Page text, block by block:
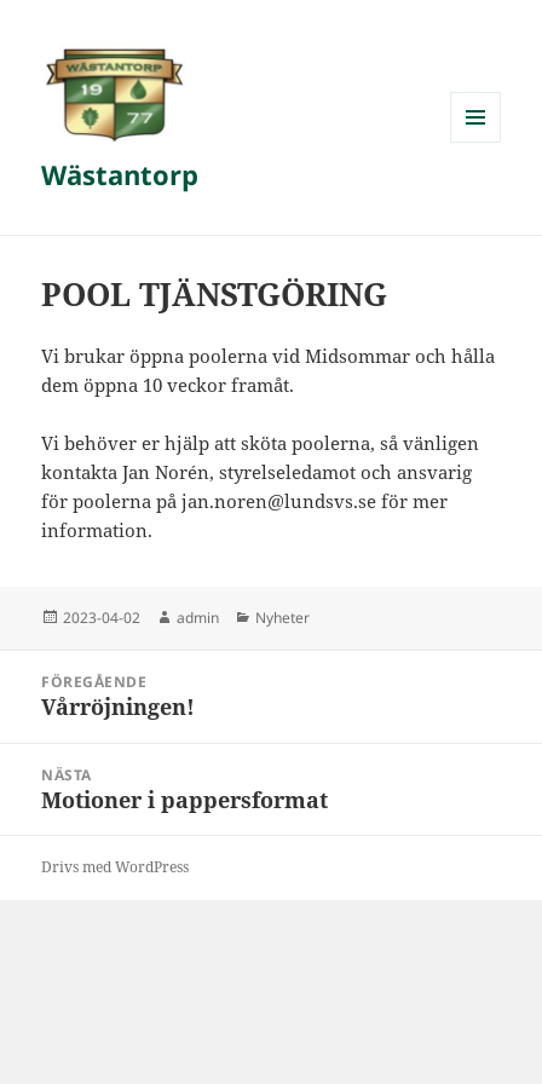
Wästantorp
POOL TJÄNSTGÖRING
Vi brukar öppna poolerna vid Midsommar och hålla
dem öppna 10 veckor framåt.
Vi behöver er hjälp att sköta poolerna, så vänligen
kontakta Jan Norén, styrelseledamot och ansvarig
för poolerna på jan.noren@lundsvs.se för mer
information.
Postat
2023-04-02 Författare
admin Kategorier
Nyheter
FÖREGÅENDE
Föregående
Vårröjningen!
NÄSTA
Nästa
Motioner i pappersformat
Drivs med WordPress